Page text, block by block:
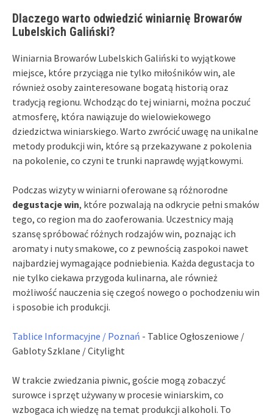
Dlaczego warto odwiedzić winiarnię Browarów
Lubelskich Galiński?
Winiarnia Browarów Lubelskich Galiński to wyjątkowe
miejsce, które przyciąga nie tylko miłośników win, ale
również osoby zainteresowane bogatą historią oraz
tradycją regionu. Wchodząc do tej winiarni, można poczuć
atmosferę, która nawiązuje do wielowiekowego
dziedzictwa winiarskiego. Warto zwrócić uwagę na unikalne
metody produkcji win, które są przekazywane z pokolenia
na pokolenie, co czyni te trunki naprawdę wyjątkowymi.
Podczas wizyty w winiarni oferowane są różnorodne
degustacje win, które pozwalają na odkrycie pełni smaków
tego, co region ma do zaoferowania. Uczestnicy mają
szansę spróbować różnych rodzajów win, poznając ich
aromaty i nuty smakowe, co z pewnością zaspokoi nawet
najbardziej wymagające podniebienia. Każda degustacja to
nie tylko ciekawa przygoda kulinarna, ale również
możliwość nauczenia się czegoś nowego o pochodzeniu win
i sposobie ich produkcji.
Tablice Informacyjne / Poznań - Tablice Ogłoszeniowe /
Gabloty Szklane / Citylight
W trakcie zwiedzania piwnic, goście mogą zobaczyć
surowce i sprzęt używany w procesie winiarskim, co
wzbogaca ich wiedzę na temat produkcji alkoholi. To